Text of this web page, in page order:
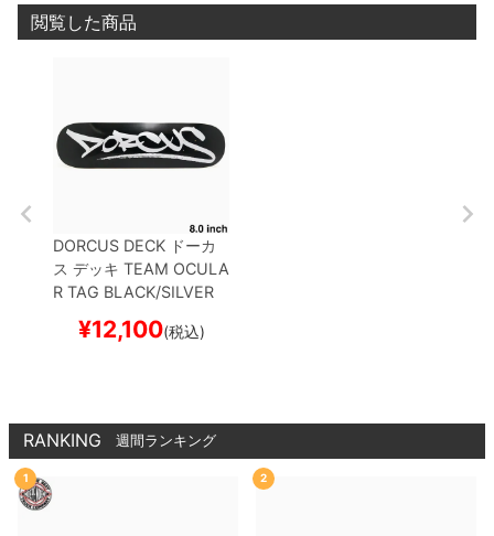
閲覧した商品
DORCUS DECK ドーカ
ス デッキ TEAM OCULA
R TAG BLACK/SILVER
ボー¥12,100(税込)
RANKING 週間ランキング
1 2